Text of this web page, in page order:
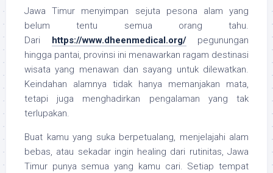
Jawa Timur menyimpan sejuta pesona alam yang
belum tentu semua orang tahu.
Dari
https://www.dheenmedical.org/pegunungan
hingga pantai, provinsi ini menawarkan ragam destinasi
wisata yang menawan dan sayang untuk dilewatkan.
Keindahan alamnya tidak hanya memanjakan mata,
tetapi juga menghadirkan pengalaman yang tak
terlupakan.
Buat kamu yang suka berpetualang, menjelajahi alam
bebas, atau sekadar ingin healing dari rutinitas, Jawa
Timur punya semua yang kamu cari. Setiap tempat